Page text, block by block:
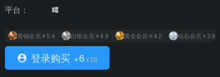
平台：
青铜会员 ￥5.4 白银会员 ￥4.8 黄金会员 ￥4.2 钻石会员 ￥3.6
登录购买 ￥ 6￥50